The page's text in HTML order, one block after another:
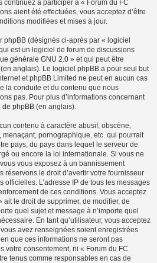
continuez à participer à « Forum du FC
aient été effectuées, vous acceptez d’être
modifiées et mises à jour.
phpBB (désignés ci-après par « logiciel
est un logiciel de forum de discussions
générale GNU 2.0 » et qui peut être
(en anglais). Le logiciel phpBB a pour seul but
et phpBB Limited ne peut en aucun cas
la conduite et du contenu que nous
pas. Pour plus d’informations concernant
de phpBB (en anglais).
contenu à caractère abusif, obscène,
pornographique, etc. qui pourrait
pays, du pays dans lequel le serveur de
ou encore la loi internationale. Si vous ne
vous exposez à un bannissement
réservons le droit d’avertir votre fournisseur
officielles. L’adresse IP de tous les messages
de ces conditions. Vous acceptez
ait le droit de supprimer, de modifier, de
quel sujet et message à n’importe quel
En tant qu’utilisateur, vous acceptez
avez renseignées soient enregistrées
que ces informations ne seront pas
votre consentement, ni « Forum du FC
tenus comme responsables en cas de